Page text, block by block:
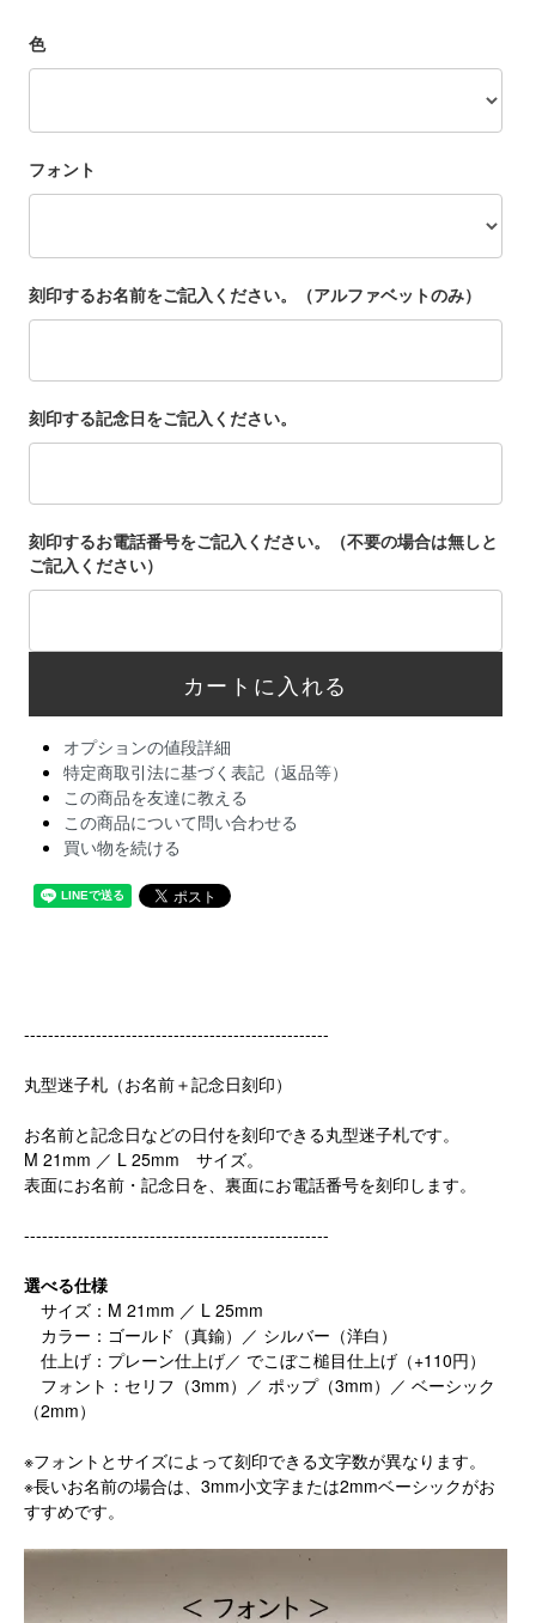
色
フォント
刻印するお名前をご記入ください。（アルファベットのみ）
刻印する記念日をご記入ください。
刻印するお電話番号をご記入ください。（不要の場合は無しと
ご記入ください）
オプションの値段詳細
特定商取引法に基づく表記（返品等）
この商品を友達に教える
この商品について問い合わせる
買い物を続ける
---------------------------------------------------
丸型迷子札（お名前＋記念日刻印）
お名前と記念日などの日付を刻印できる丸型迷子札です。
M 21mm ／ L 25mm サイズ。
表面にお名前・記念日を、裏面にお電話番号を刻印します。
---------------------------------------------------
選べる仕様
サイズ：M 21mm ／ L 25mm
カラー：ゴールド（真鍮）／ シルバー（洋白）
仕上げ：プレーン仕上げ／ でこぼこ槌目仕上げ（+110円）
フォント：セリフ（3mm）／ ポップ（3mm）／ ベーシック
（2mm）
※フォントとサイズによって刻印できる文字数が異なります。
※長いお名前の場合は、3mm小文字または2mmベーシックがお
すすめです。